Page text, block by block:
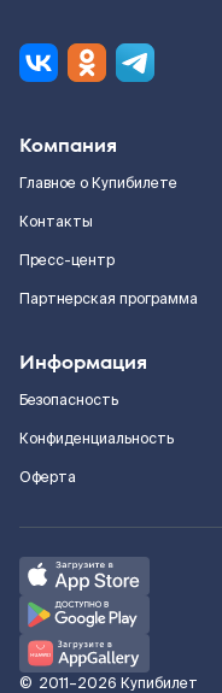
Компания
Главное о Купибилете
Контакты
Пресс-центр
Партнерская программа
Информация
Безопасность
Конфиденциальность
Оферта
© 2011–2026 Купибилет